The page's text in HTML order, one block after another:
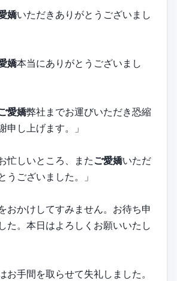
嬌いただきありがとうございまし
嬌本当にありがとうございまし
愛嬌弊社までお運びいただき恐縮
申し上げます。」
忙しいところ、またご愛嬌いただ
うございました。」
おかけしてすみません。お待ち申
た。本日はよろしくお願いいたし
お手間を取らせて失礼しました。